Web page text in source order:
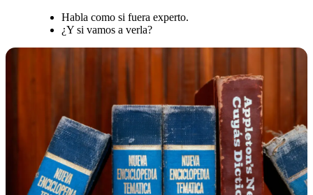
Habla como si fuera experto.
¿Y si vamos a verla?